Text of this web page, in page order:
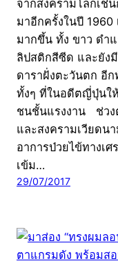
จากสงครามโลกเ
มาอีกครั้งในปี 1960
มากขึ้น ทั้ง ขาว ดำ
ลิปสติกสีซีด และยัง
ดาราฝั่งตะวันตก อี
ทั้งๆ ที่ในอดีตญี่ปุ่นใ
ชนชั้นแรงงาน ช่วง
และสงครามเวียดน
อาการป่วยไข้ทางเ
เข้ม…
29/07/2017